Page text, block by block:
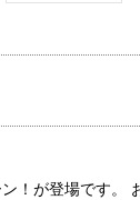
！が登場です。